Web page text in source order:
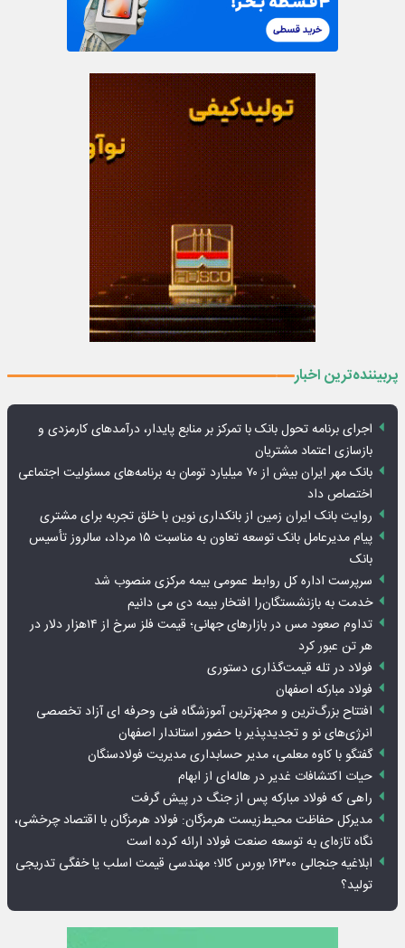
پربیننده‌ترین اخبار
اجرای برنامه تحول بانک با تمرکز بر منابع پایدار، درآمدهای کارمزدی و
بازسازی اعتماد مشتریان
بانک مهر ایران بیش از ۷۰ میلیارد تومان به برنامه‌های مسئولیت اجتماعی
اختصاص داد
روایت بانک ایران زمین از بانکداری نوین با خلق تجربه برای مشتری
پیام مدیرعامل بانک توسعه تعاون به مناسبت ۱۵ مرداد، سالروز تأسیس
بانک
سرپرست اداره کل روابط عمومی بیمه مرکزی منصوب شد
خدمت به بازنشستگان‌را افتخار بیمه دی می دانیم
تداوم صعود مس در بازارهای جهانی؛ قیمت فلز سرخ از ۱۴هزار دلار در
هر تن عبور کرد
فولاد در تله قیمت‌گذاری دستوری
فولاد مبارکه اصفهان
افتتاح بزرگ‌ترین و مجهزترین آموزشگاه فنی وحرفه ای آزاد تخصصی
انرژی‌های نو و تجدیدپذیر با حضور استاندار اصفهان
گفتگو با کاوه معلمی، مدیر حسابداری مدیریت فولادسنگان
حیات اکتشافات غدیر در هاله‌ای از ابهام
راهی که فولاد مبارکه پس از جنگ در پیش گرفت
مدیرکل حفاظت محیط‌زیست هرمزگان: فولاد هرمزگان با اقتصاد چرخشی،
نگاه تازه‌ای به توسعه صنعت فولاد ارائه کرده است
ابلاغیه جنجالی ۱۶۳۰۰ بورس کالا؛ مهندسی قیمت اسلب یا خفگی تدریجی
تولید؟